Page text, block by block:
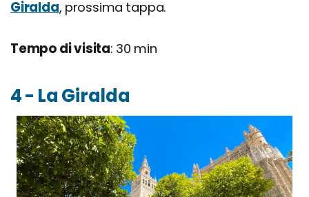
Giralda, prossima tappa.
Tempo di visita: 30 min
4 - La Giralda